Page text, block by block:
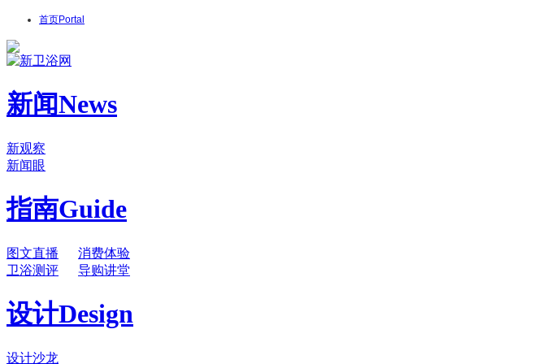
首页Portal
新闻News
新观察
新闻眼
指南Guide
图文直播
消费体验
卫浴测评
导购讲堂
设计Design
设计沙龙